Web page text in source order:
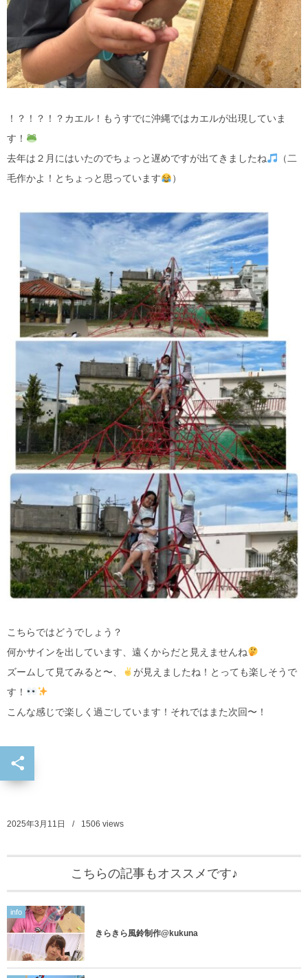
！？！？！？カエル！もうすでに沖縄ではカエルが出現していま
す！
去年は２月にはいたのでちょっと遅めですが出てきましたね
（二
毛作かよ！とちょっと思っています
）
こちらではどうでしょう？
何かサインを出しています、遠くからだと見えませんね
ズームして見てみると〜、
が見えましたね！とっても楽しそうで
す！
こんな感じで楽しく過ごしています！それではまた次回〜！
2025年3月11日 1506 views
こちらの記事もオススメです♪
info
きらきら風鈴制作@kukuna